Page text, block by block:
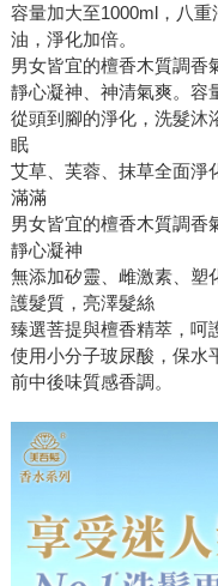
容量加大至1000ml，八
油，淨化加倍。
男女皆宜的檀香木質調香
靜心凝神、神清氣爽。容
從頭到腳的淨化，洗髮沐
眠
艾草、芙蓉、抹草全面淨
滿滿
男女皆宜的檀香木質調香
靜心凝神
無添加矽靈、雌激素、塑
護髮質，亮澤髮絲
臻選菩提與檀香精萃，呵
使用小分子玻尿酸，保水
前中後味質感香調。